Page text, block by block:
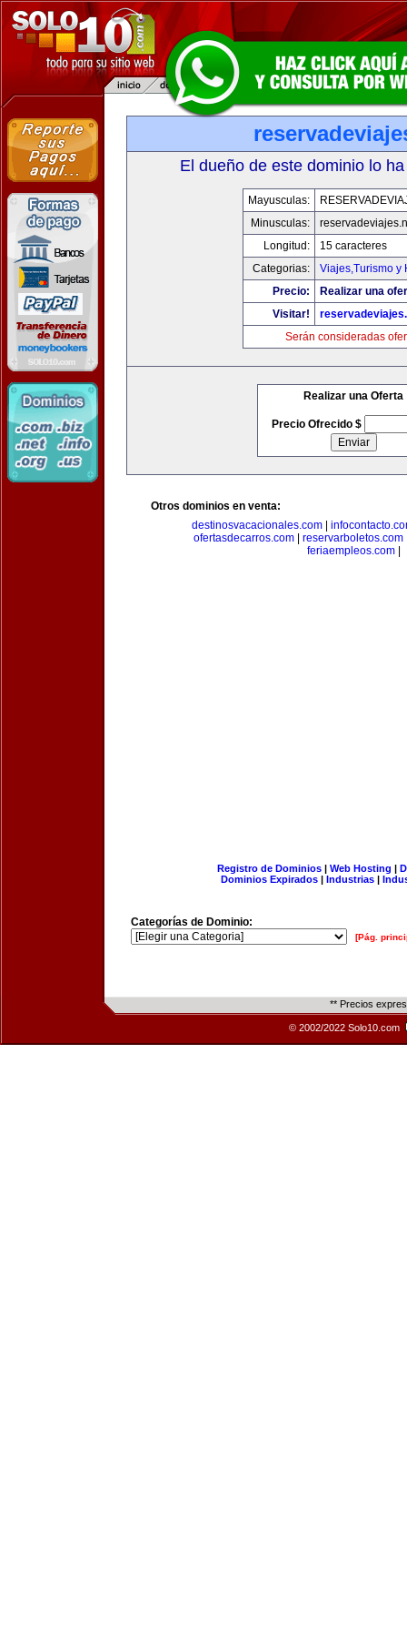
El dueño de este dominio lo
Mayusculas:
Minusculas:
Longitud:
15 caracteres
Categorias:
Viajes,Turismo y
Precio:
Realizar una
Visitar!
Serán consideradas
Realizar una Oferta
Precio Ofrecido $
Otros dominios en venta:
destinosvacacionales.com|
ofertasdecarros.com| reservarboletos.com
feriaempleos.com|
Registro de Dominios| Web Hosting |
Dominios Expirados | Industrias |
Categorías de Dominio:
[Pág.
** Precios
© 2002/2022 Solo10.com